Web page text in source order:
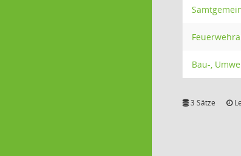
Bau-,
3 Sätze